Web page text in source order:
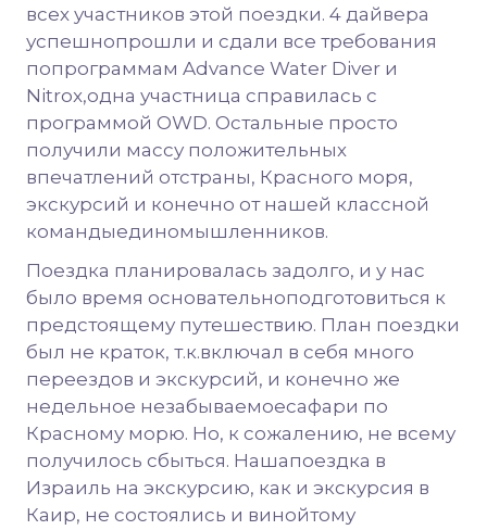
всех участников этой поездки. 4 дайвера
успешнопрошли и сдали все требования
попрограммам Advance Water Diver и
Nitrox,одна участница справилась с
программой OWD. Остальные просто
получили массу положительных
впечатлений отстраны, Красного моря,
экскурсий и конечно от нашей классной
командыединомышленников.
Поездка планировалась задолго, и у нас
было время основательноподготовиться к
предстоящему путешествию. План поездки
был не краток, т.к.включал в себя много
переездов и экскурсий, и конечно же
недельное незабываемоесафари по
Красному морю. Но, к сожалению, не всему
получилось сбыться. Нашапоездка в
Израиль на экскурсию, как и экскурсия в
Каир, не состоялись и винойтому